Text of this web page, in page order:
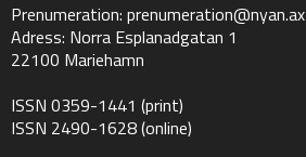
Prenumeration: prenumeration@nyan.ax
Adress: Norra Esplanadgatan 1
22100 Mariehamn
ISSN 0359-1441 (print)
ISSN 2490-1628 (online)